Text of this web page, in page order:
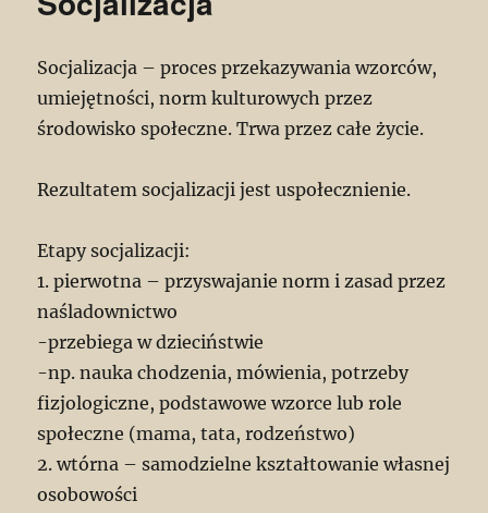
Socjalizacja – proces przekazywania wzorców,
umiejętności, norm kulturowych przez
środowisko społeczne. Trwa przez całe życie.
Rezultatem socjalizacji jest uspołecznienie.
Etapy socjalizacji:
1. pierwotna – przyswajanie norm i zasad przez
naśladownictwo
-przebiega w dzieciństwie
-np. nauka chodzenia, mówienia, potrzeby
fizjologiczne, podstawowe wzorce lub role
społeczne (mama, tata, rodzeństwo)
2. wtórna – samodzielne kształtowanie własnej
osobowości